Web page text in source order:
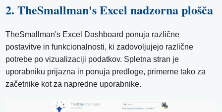
2. TheSmallman's Excel nadzorna plošča
TheSmallman's Excel Dashboard ponuja različne
postavitve in funkcionalnosti, ki zadovoljujejo različne
potrebe po vizualizaciji podatkov. Spletna stran je
uporabniku prijazna in ponuja predloge, primerne tako za
začetnike kot za napredne uporabnike.